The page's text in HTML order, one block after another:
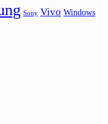
Sony Vivo Windows